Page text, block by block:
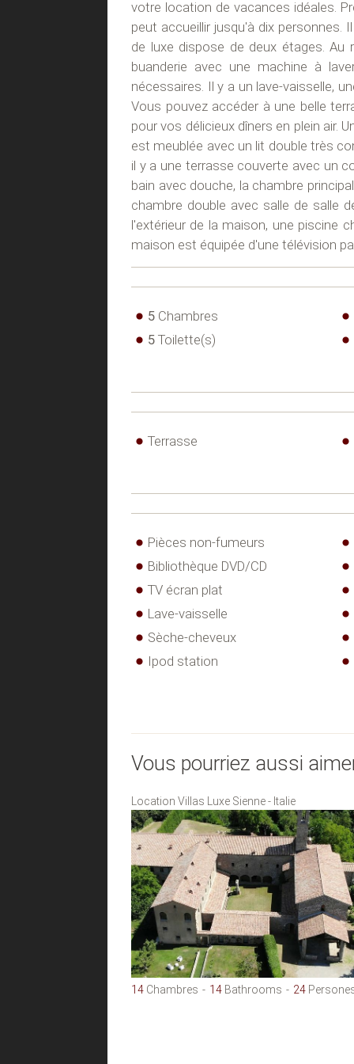
votre location de vacances idéales.
peut accueillir jusqu'à dix personnes.
de luxe dispose de deux étages. Au
buanderie avec une machine à
nécessaires. Il y a un lave-vaisselle,
Vous pouvez accéder à une belle
pour vos délicieux dîners en plein air.
est meublée avec un lit double très
il y a une terrasse couverte avec un
bain avec douche, la chambre
chambre double avec salle de salle
l'extérieur de la maison, une piscine
maison est équipée d'une télévision
5 Chambres
5 Toilette(s)
Terrasse
Pièces non-fumeurs
Bibliothèque DVD/CD
TV écran plat
Lave-vaisselle
Sèche-cheveux
Ipod station
Vous pourriez aussi
Location Villas Luxe Sienne - Italie
14 Chambres 14 Bathrooms 24